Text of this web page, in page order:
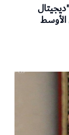
الأوسط